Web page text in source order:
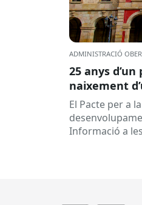
ADMINISTRACIÓ
25 anys
naixement
El Pacte per a
Informació a